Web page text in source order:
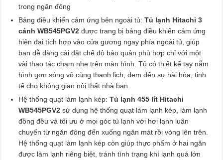
trong ngăn đông
Bảng điều khiển cảm ứng bên ngoài tủ:Tủ lạnh Hitachi 3
cánh WB545PGV2 được trang bị bảng điều khiển cảm ứng
hiện đại tích hợp vào cửa gương ngay phía ngoài tủ, giúp
bạn dễ dàng cài đặt chế độ bảo quản phù hợp chỉ với một
vài thao tác chạm nhẹ trên màn hình. Tủ có thiết kế tay nắm
hình gợn sóng vô cùng thanh lịch, đem đến sự hài hòa, tinh
tế cho không gian nội thất nhà bạn.
Hệ thống quạt làm lạnh kép:Tủ lạnh 455 lít Hitachi
WB545PGV2 sử dụng hệ thống quạt làm lạnh kép, làm lạnh
đồng đều và tối ưu ở mọi góc tủ lạnh với hơi lạnh luân
chuyển từ ngăn đông đến xuống ngăn mát rồi vòng lên trên.
Hệ thống quạt làm lạnh kép còn giúp thực phẩm ở hai ngăn
được làm lạnh riêng biệt, tránh tình trạng khí lạnh quá lớn